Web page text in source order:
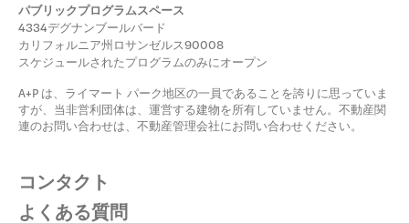
パブリックプログラムスペース
4334デグナンブールバード
カリフォルニア州ロサンゼルス90008
スケジュールされたプログラムのみにオープン
A+P は、ライマート パーク地区の一員であることを誇りに思っていま
すが、当非営利団体は、運営する建物を所有していません。不動産関
連のお問い合わせは、不動産管理会社にお問い合わせください。
コンタクト
よくある質問